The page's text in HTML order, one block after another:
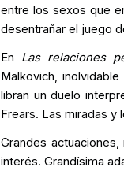
entre los sexos que
desentrañar el juego
En Las relaciones
Malkovich,
libran un duelo
Frears. Las miradas
Grandes
interés. Grandísima